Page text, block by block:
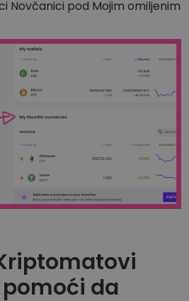
Novčanici pod Mojim omiljenim
da